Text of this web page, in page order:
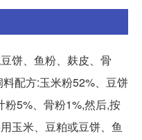
饼、鱼粉、麸皮、骨
配方:玉米粉52%、豆饼
5%、骨粉1%,然后,按
玉米、豆粕或豆饼、鱼